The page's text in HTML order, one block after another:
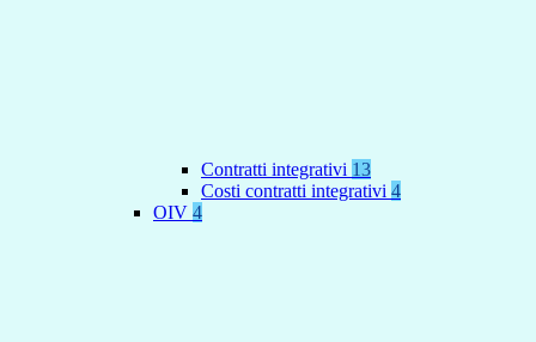
Contratti integrativi 13
Costi contratti integrativi 4
OIV 4